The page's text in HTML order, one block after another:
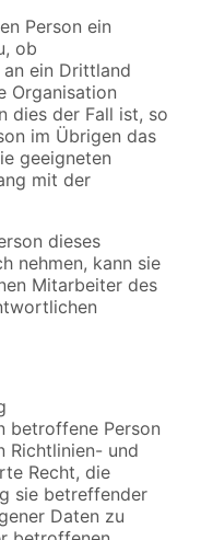
Person ein
ob
ein Drittland
Organisation
dies der Fall ist, so
im Übrigen das
geeigneten
mit der
dieses
nehmen, kann sie
Mitarbeiter des
betroffene Person
Richtlinien- und
Recht, die
sie betreffender
Daten zu